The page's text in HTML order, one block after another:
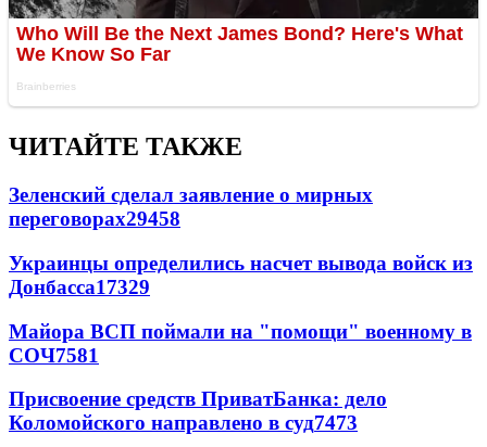
ЧИТАЙТЕ ТАКЖЕ
Зеленский сделал заявление о мирных
переговорах29458
Украинцы определились насчет вывода войск из
Донбасса17329
Майора ВСП поймали на "помощи" военному в
СОЧ7581
Присвоение средств ПриватБанка: дело
Коломойского направлено в суд7473